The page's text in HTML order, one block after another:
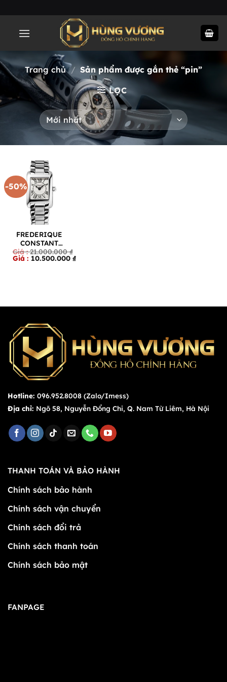
đến
Trang chủ / Sản phẩm được gắn thẻ “pin”
LỌC
-50%
FREDERIQUE
CONSTANT
CLASSICS
CARREE
21.000.000₫
Giá
gốc
10.500.000 ₫
Giá
Hotline: 096.952.8008 (Zalo/Imess)
Địa chỉ: Ngõ 58, Nguyễn Đổng Chi, Q. Nam Từ Liêm, Hà Nội
THANH TOÁN VÀ BẢO HÀNH
Chính sách bảo hành
Chính sách vận chuyển
Chính sách đổi trả
Chính sách thanh toán
Chính sách bảo mật
FANPAGE